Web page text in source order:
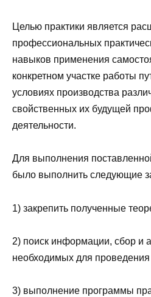
Целью практики является
профессиональных
навыков применения
конкретном участке работы
условиях производства
свойственных их будущей
деятельности.
Для выполнения
было выполнить следующие
1) закрепить полученные
2) поиск информации, сбор и
необходимых для
3) выполнение программы